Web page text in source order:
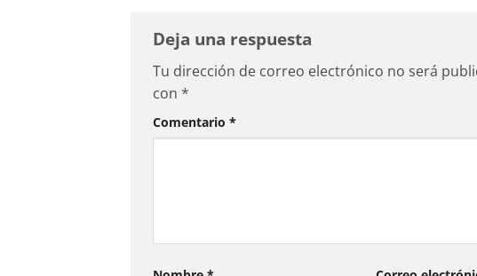
Deja una respuesta
Tu dirección de correo electrónico no será
con *
Comentario *